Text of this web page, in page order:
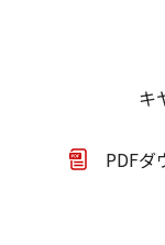
キ
PDFダ